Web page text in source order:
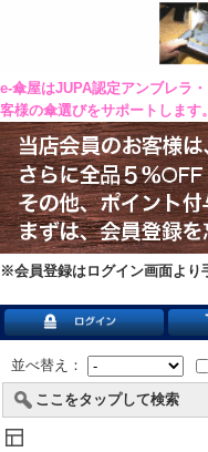
e-傘屋はJUPA認定アンブレラ
客様の傘選びをサポートします。
※会員登録はログイン画面より
並べ替え：
ここをタップして検索